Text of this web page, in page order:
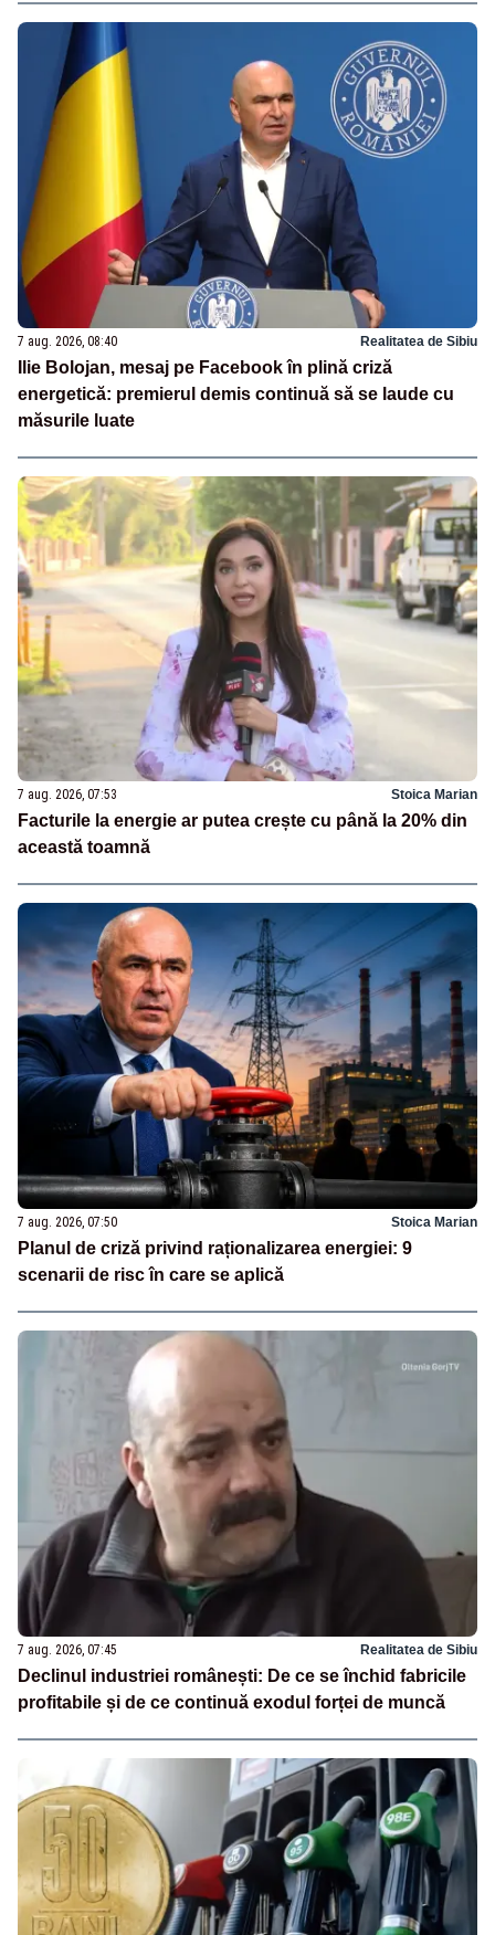
7 aug. 2026, 08:40 Realitatea de Sibiu
Ilie Bolojan, mesaj pe Facebook în plină criză
energetică: premierul demis continuă să se laude cu
măsurile luate
7 aug. 2026, 07:53 Stoica Marian
Facturile la energie ar putea crește cu până la 20% din
această toamnă
7 aug. 2026, 07:50 Stoica Marian
Planul de criză privind raționalizarea energiei: 9
scenarii de risc în care se aplică
7 aug. 2026, 07:45 Realitatea de Sibiu
Declinul industriei românești: De ce se închid fabricile
profitabile și de ce continuă exodul forței de muncă